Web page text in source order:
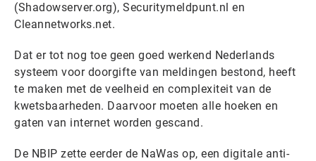
(Shadowserver.org), Securitymeldpunt.nl en
Cleannetworks.net.
Dat er tot nog toe geen goed werkend Nederlands
systeem voor doorgifte van meldingen bestond, heeft
te maken met de veelheid en complexiteit van de
kwetsbaarheden. Daarvoor moeten alle hoeken en
gaten van internet worden gescand.
De NBIP zette eerder de NaWas op, een digitale anti-